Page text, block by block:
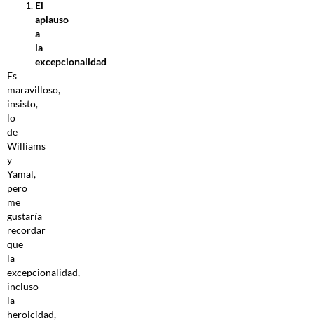
El
aplauso
a
la
excepcionalidad
Es
maravilloso,
insisto,
lo
de
Williams
y
Yamal,
pero
me
gustaría
recordar
que
la
excepcionalidad,
incluso
la
heroicidad,